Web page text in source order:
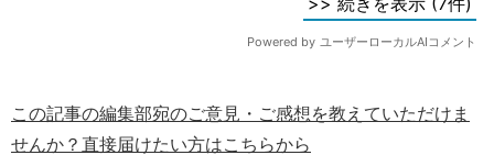
この記事の編集部宛のご意見・ご感想を教えていただけま
せんか？直接届けたい方はこちらから